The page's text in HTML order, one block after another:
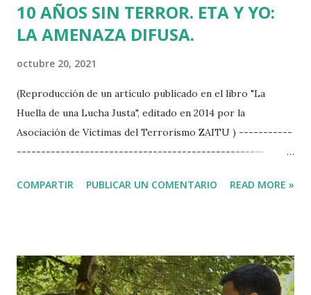
10 AÑOS SIN TERROR. ETA Y YO:
LA AMENAZA DIFUSA.
octubre 20, 2021
(Reproducción de un artículo publicado en el libro "La
Huella de una Lucha Justa", editado en 2014 por la
Asociación de Víctimas del Terrorismo ZAITU ) -----------
--------------------------------------------------- La
considero un amenazado o perseguido por esa banda
franquistas viajaban a San Sebastián para celebrar el 25
aniversario del llamado Alzamiento Nacional . Aquello les
COMPARTIR PUBLICAR UN COMENTARIO READ MORE »